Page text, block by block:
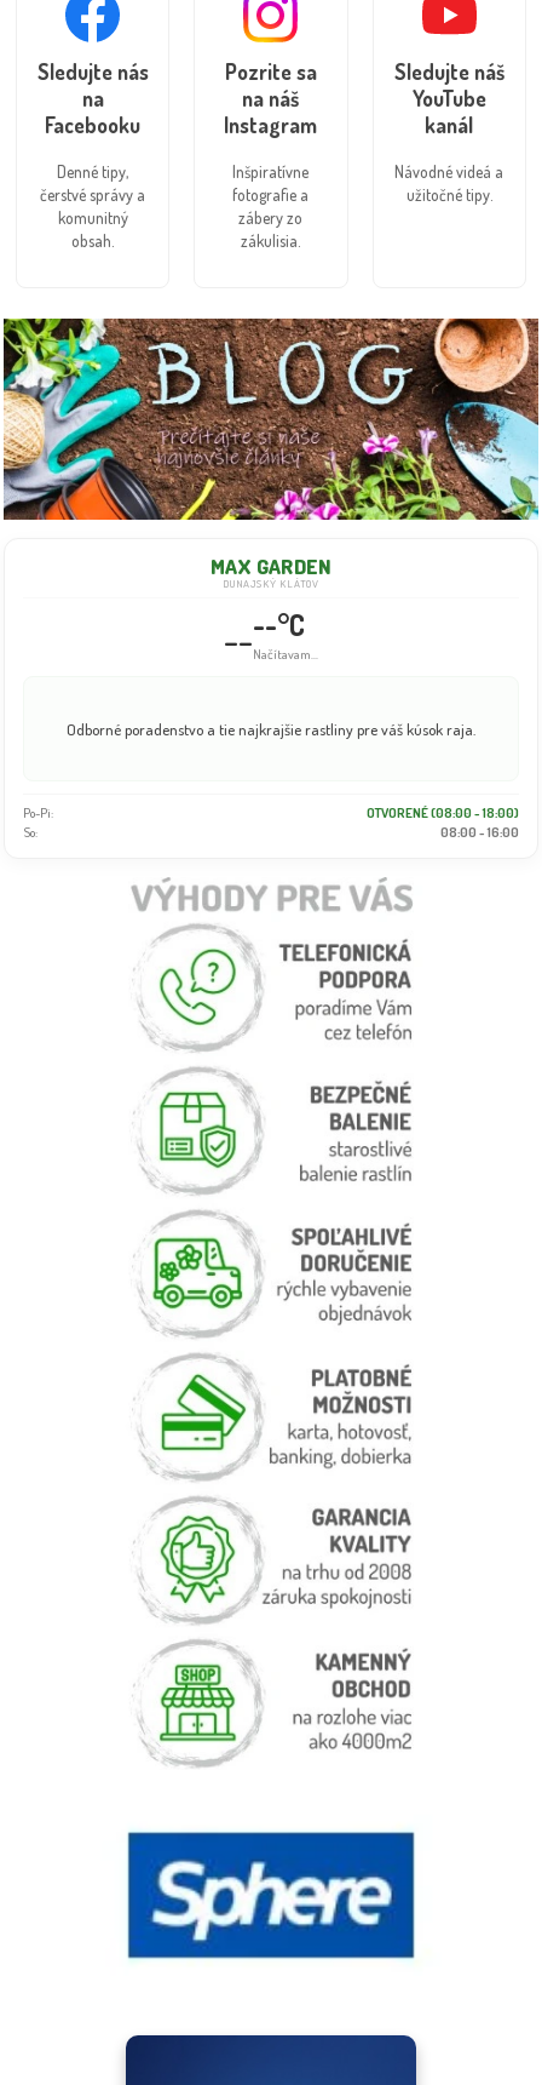
MAX GARDEN
DUNAJSKÝ KLÁTOV
----°C
Načítavam...
Odborné poradenstvo a tie najkrajšie rastliny pre váš kúsok raja.
Po-Pi:
OTVORENÉ (08:00 - 18:00)
So:
08:00 - 16:00
Sledujte nás
na
Facebooku
Denné tipy,
čerstvé správy a
komunitný
obsah.
Pozrite sa
na náš
Instagram
Inšpiratívne
fotografie a
zábery zo
zákulisia.
Sledujte náš
YouTube
kanál
Návodné videá a
užitočné tipy.